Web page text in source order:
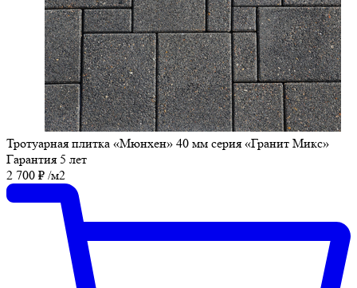
Тротуарная плитка «Мюнхен» 40 мм серия «Гранит Микс»
Гарантия 5 лет
2 700 ₽ /м2